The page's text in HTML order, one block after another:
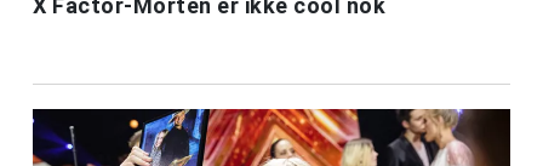
X Factor-Morten er ikke cool nok